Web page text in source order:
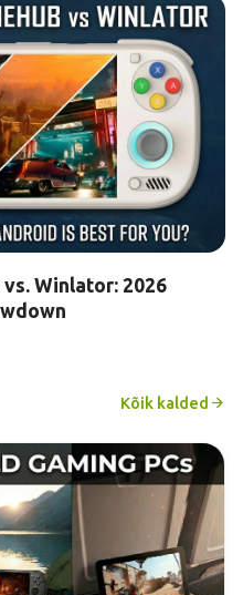
vs. Winlator: 2026
Kõik kalded